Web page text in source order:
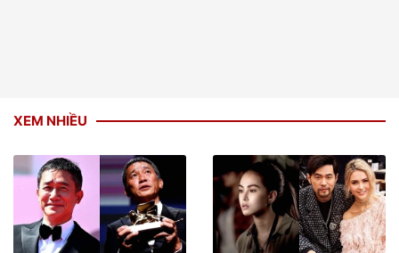
XEM NHIỀU